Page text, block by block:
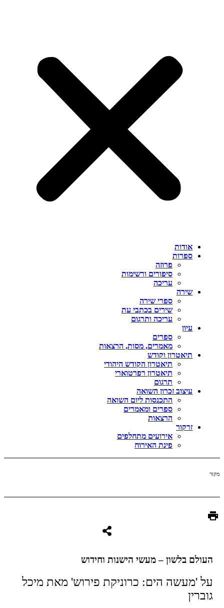
אודות
ספרות
פרוזה
סיפורים ורשימות
עריכה
שירה
ספרי שירה
שירים בכתבי עת
עריכה ותרגום
עיון
ספרים
מאמרים, מסות, הרצאות
תיאטרון וקודש
תיאטרון הקודש היהודי
תיאטרון רפרטוארי
תרגום
עיצוב זכרון השואה
התכנסות ליום השואה
ספרים ומאמרים
הרצאות
זרקור
אירועים מתחלפים
פינת האירוח
בלשון – מעשי הישנות וחידוש
'מעשה הים: כרוניקת פירוש' מאת מיכל